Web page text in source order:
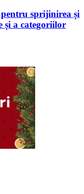
pentru sprijinirea și
și a categoriilor